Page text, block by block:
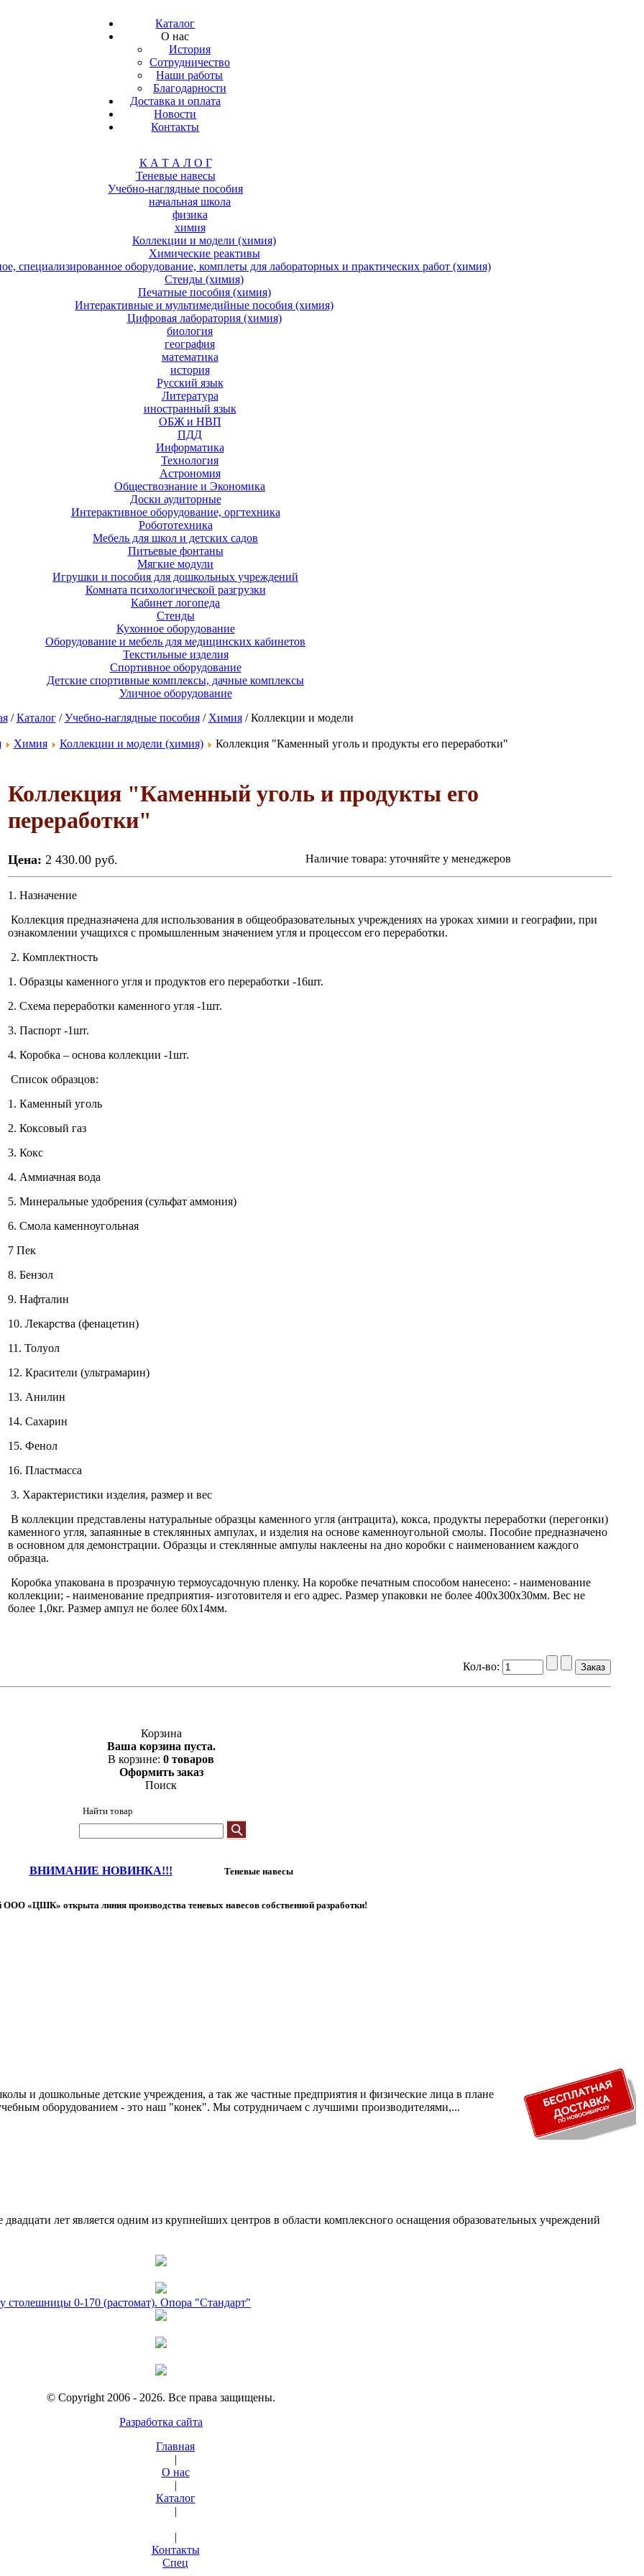
Каталог
О нас
История
Сотрудничество
Наши работы
Благодарности
Доставка и оплата
Новости
Контакты
К А Т А Л О Г
Теневые навесы
Учебно-наглядные пособия
начальная школа
физика
химия
Коллекции и модели (химия)
Химические реактивы
специализированное оборудование, комплеты для лабораторных и практических работ (химия)
Стенды (химия)
Печатные пособия (химия)
Интерактивные и мультимедийные пособия (химия)
Цифровая лаборатория (химия)
биология
география
математика
история
Русский язык
Литература
иностранный язык
ОБЖ и НВП
ПДД
Информатика
Технология
Астрономия
Обществознание и Экономика
Доски аудиторные
Интерактивное оборудование, оргтехника
Робототехника
Мебель для школ и детских садов
Питьевые фонтаны
Мягкие модули
Игрушки и пособия для дошкольных учреждений
Комната психологической разгрузки
Кабинет логопеда
Стенды
Кухонное оборудование
Оборудование и мебель для медицинских кабинетов
Текстильные изделия
Спортивное оборудование
Детские спортивные комплексы, дачные комплексы
Уличное оборудование
/Каталог/Учебно-наглядные пособия/ Химия/ Коллекции и модели
Химия Коллекции и модели (химия) Коллекция "Каменный уголь и продукты его переработки"
Коллекция "Каменный уголь и продукты его
переработки"
Цена: 2 430.00 руб. Наличие товара: уточняйте у менеджеров
1. Назначение
Коллекция предназначена для использования в общеобразовательных учреждениях на уроках химии и географии, при
ознакомлении учащихся с промышленным значением угля и процессом его переработки.
2. Комплектность
1. Образцы каменного угля и продуктов его переработки -16шт.
2. Схема переработки каменного угля -1шт.
3. Паспорт -1шт.
4. Коробка – основа коллекции -1шт.
Список образцов:
1. Каменный уголь
2. Коксовый газ
3. Кокс
4. Аммиачная вода
5. Минеральные удобрения (сульфат аммония)
6. Смола каменноугольная
7 Пек
8. Бензол
9. Нафталин
10. Лекарства (фенацетин)
11. Толуол
12. Красители (ультрамарин)
13. Анилин
14. Сахарин
15. Фенол
16. Пластмасса
3. Характеристики изделия, размер и вес
В коллекции представлены натуральные образцы каменного угля (антрацита), кокса, продукты переработки (перегонки)
каменного угля, запаянные в стеклянных ампулах, и изделия на основе каменноугольной смолы. Пособие предназначено
в основном для демонстрации. Образцы и стеклянные ампулы наклеены на дно коробки с наименованием каждого
образца.
Коробка упакована в прозрачную термоусадочную пленку. На коробке печатным способом нанесено: - наименование
коллекции; - наименование предприятия- изготовителя и его адрес. Размер упаковки не более 400х300х30мм. Вес не
более 1,0кг. Размер ампул не более 60x14мм.
Кол-во:
Корзина
Ваша корзина пуста.
В корзине: 0 товаров
Оформить заказ
Поиск
Найти товар
ВНИМАНИЕ НОВИНКА!!! Теневые навесы
ООО «ЦШК» открыта линия производства теневых навесов собственной разработки!
и дошкольные детские учреждения, а так же частные предприятия и физические лица в плане
оборудованием - это наш "конек". Мы сотрудничаем с лучшими производителями,...
лет является одним из крупнейших центров в области комплексного оснащения образовательных учреждений
столешницы 0-170 (растомат). Опора "Стандарт"
© Copyright 2006 - 2026. Все права защищены.
Разработка сайта
Главная
|
О нас
|
Каталог
|
|
Контакты
Спец